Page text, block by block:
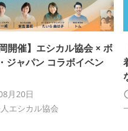
開催】エシカル協会 × ボ
ジャパン コラボイベン
月20日
エシカル協会